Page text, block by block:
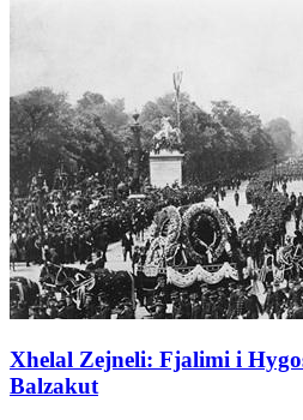
Xhelal Zejneli: Fjalimi i
Balzakut